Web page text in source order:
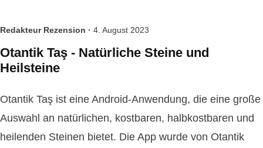
Redakteur Rezension · 4. August 2023
Otantik Taş - Natürliche Steine und
Heilsteine
Otantik Taş ist eine Android-Anwendung, die eine große
Auswahl an natürlichen, kostbaren, halbkostbaren und
heilenden Steinen bietet. Die App wurde von Otantik